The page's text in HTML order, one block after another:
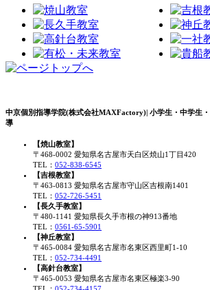
中京個別指導学院(株式会社MAXFactory)| 小学生・中学生
導
【焼山教室】
〒468-0002 愛知県名古屋市天白区焼山1丁目420
TEL： 052-838-6545
【吉根教室】
〒463-0813 愛知県名古屋市守山区吉根南1401
TEL： 052-726-5451
【長久手教室】
〒480-1141 愛知県長久手市根の神913番地
TEL： 0561-65-5901
【神丘教室】
〒465-0084 愛知県名古屋市名東区西里町1-10
TEL： 052-734-4491
【高針台教室】
〒465-0053 愛知県名古屋市名東区極楽3-90